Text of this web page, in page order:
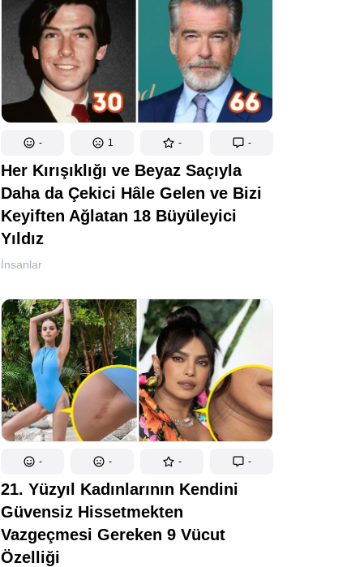
- 1 - -
Her Kırışıklığı ve Beyaz Saçıyla
Daha da Çekici Hâle Gelen ve Bizi
Keyiften Ağlatan 18 Büyüleyici
Yıldız
İnsanlar
- - - -
21. Yüzyıl Kadınlarının Kendini
Güvensiz Hissetmekten
Vazgeçmesi Gereken 9 Vücut
Özelliği